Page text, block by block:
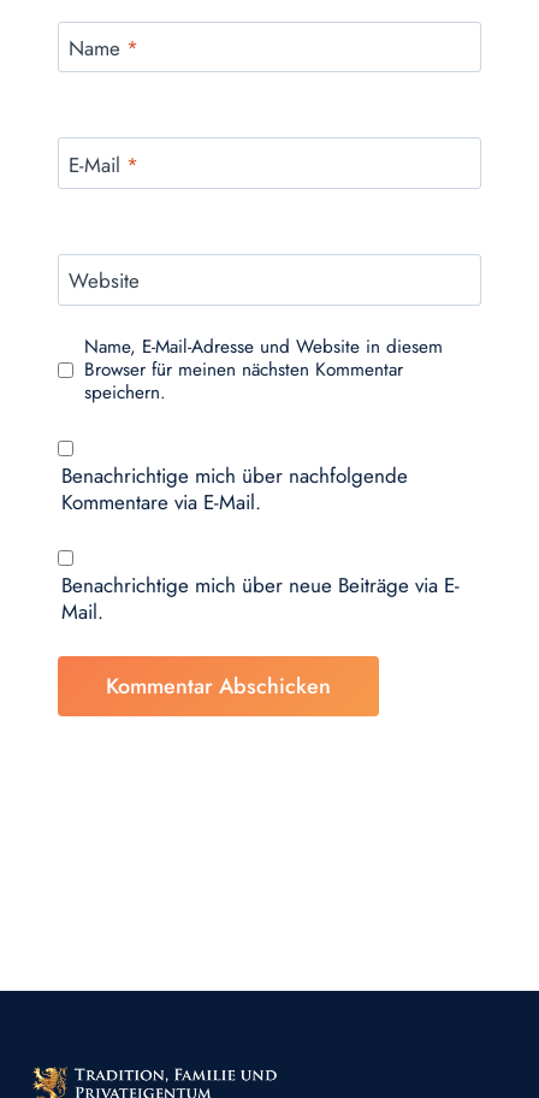
Name *
E-Mail *
Website
Name, E-Mail-Adresse und Website in diesem
Browser für meinen nächsten Kommentar
speichern.
Benachrichtige mich über nachfolgende
Kommentare via E-Mail.
Benachrichtige mich über neue Beiträge via E-
Mail.